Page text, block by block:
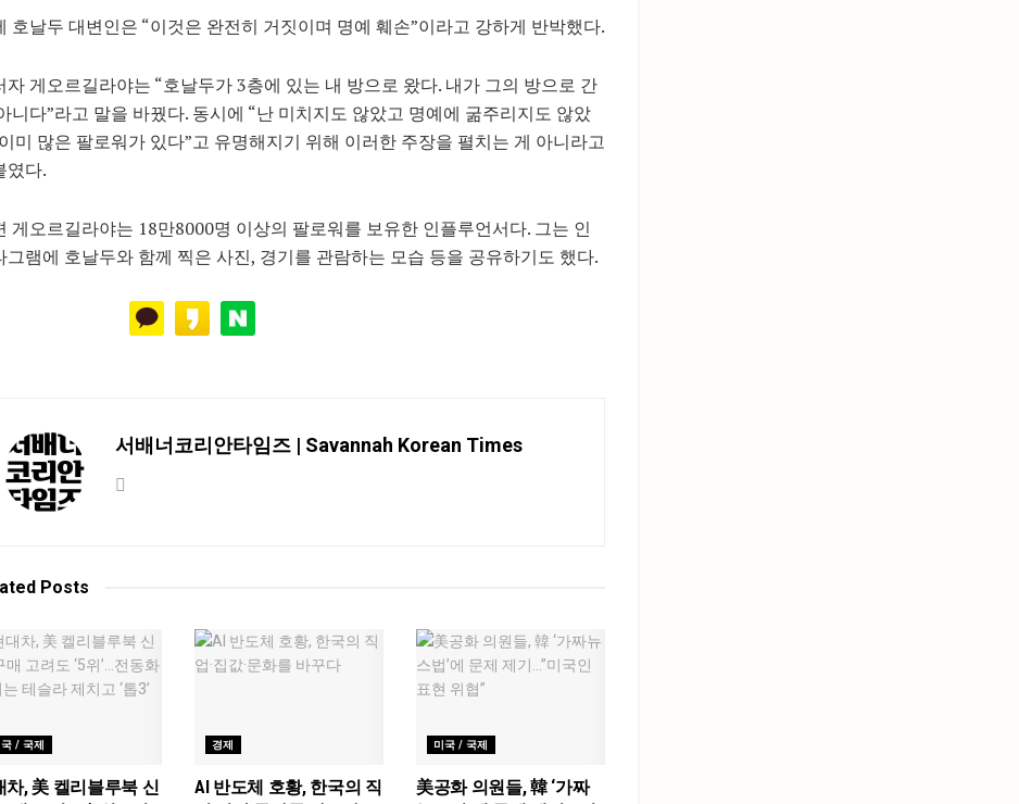
호날두 대변인은 “이것은 완전히 거짓이며 명예 훼손”이라고 강하게 반박했다.
자 게오르길라야는 “호날두가 3층에 있는 내 방으로 왔다. 내가 그의 방으로 간
니다”라고 말을 바꿨다. 동시에 “난 미치지도 않았고 명예에 굶주리지도 않았
미 많은 팔로워가 있다”고 유명해지기 위해 이러한 주장을 펼치는 게 아니라고
였다.
게오르길라야는 18만8000명 이상의 팔로워를 보유한 인플루언서다. 그는 인
그램에 호날두와 함께 찍은 사진, 경기를 관람하는 모습 등을 공유하기도 했다.
서배너코리안타임즈 | Savannah Korean Times
Posts
국 / 국제
차, 美 켈리블루북 신
경제
AI 반도체 호황, 한국의 직
미국 / 국제
美공화 의원들, 韓 ‘가짜